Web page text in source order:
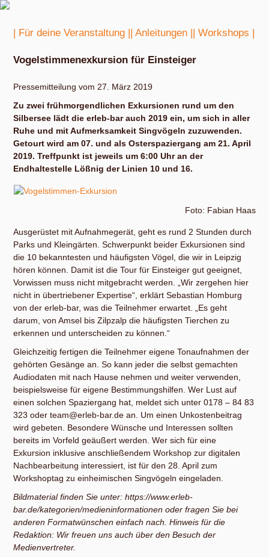
| Für deine Veranstaltung || Anleitungen || Workshops |
Vogelstimmenexkursion für Einsteiger
Pressemitteilung vom 27. März 2019
Zu zwei frühmorgendlichen Exkursionen rund um den
Silbersee lädt die erleb-bar auch 2019 ein, um sich in aller
Ruhe und mit Aufmerksamkeit Singvögeln zuzuwenden.
Getourt wird am 07. und als Osterspaziergang am 21. April
2019. Treffpunkt ist jeweils um 6:00 Uhr an der
Endhaltestelle Lößnig der Linien 10 und 16.
Foto: Fabian Haas
Ausgerüstet mit Aufnahmegerät, geht es rund 2 Stunden durch
Parks und Kleingärten. Schwerpunkt beider Exkursionen sind
die 10 bekanntesten und häufigsten Vögel, die wir in Leipzig
hören können. Damit ist die Tour für Einsteiger gut geeignet,
Vorwissen muss nicht mitgebracht werden. „Wir zergehen hier
nicht in übertriebener Expertise“, erklärt Sebastian Homburg
von der erleb-bar, was die Teilnehmer erwartet. „Es geht
darum, von Amsel bis Zilpzalp die häufigsten Tierchen zu
erkennen und unterscheiden zu können.“
Gleichzeitig fertigen die Teilnehmer eigene Tonaufnahmen der
gehörten Gesänge an. So kann jeder die selbst gemachten
Audiodaten mit nach Hause nehmen und weiter verwenden,
beispielsweise für eigene Bestimmungshilfen. Wer Lust auf
einen solchen Spaziergang hat, meldet sich unter 0178 – 84 83
323 oder team@erleb-bar.de an. Um einen Unkostenbeitrag
wird gebeten. Besondere Wünsche und Interessen sollten
bereits im Vorfeld geäußert werden. Wer sich für eine
Exkursion inklusive anschließendem Workshop zur digitalen
Nachbearbeitung interessiert, ist für den 28. April zum
Workshoptag zu einheimischen Singvögeln eingeladen.
Bildmaterial finden Sie unter: https://www.erleb-
bar.de/kategorien/medieninformationen oder fragen Sie bei
anderen Formatwünschen einfach nach. Hinweis für die
Redaktion: Wir freuen uns auch über den Besuch der
Medienvertreter.